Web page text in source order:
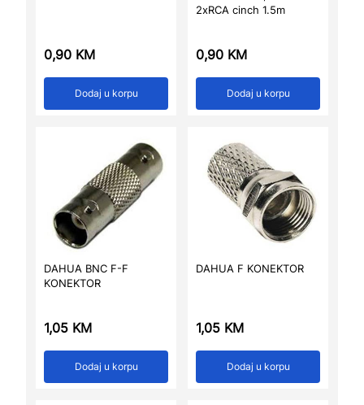
0,90 KM
Dodaj u korpu
2xRCA cinch 1.5m
0,90 KM
Dodaj u korpu
DAHUA BNC F-F
KONEKTOR
1,05 KM
Dodaj u korpu
DAHUA F KONEKTOR
1,05 KM
Dodaj u korpu